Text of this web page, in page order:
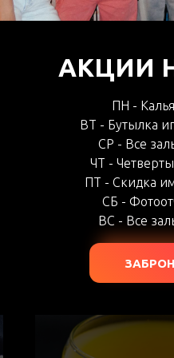
АКЦИИ
ПН -
ВТ - Бутылка
СР - Все
ЧТ -
ПТ - Скидка
СБ -
ВС - Все
НА
Вы можете
в